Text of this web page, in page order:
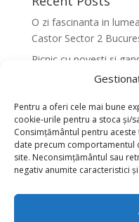
Pentru a oferi cele mai bune
cookie-urile pentru a stoca și/
Consimțământul pentru
date precum comportamentul
site. Neconsimțământul sau
negativ anumite caracteristici
O zi fascinanta in
Castor Sector 2
Picnic cu povesti si
Castor Sector 2
Bucuresti
Activitati senzoriale
armonioasa a copiilor
Bucuresti